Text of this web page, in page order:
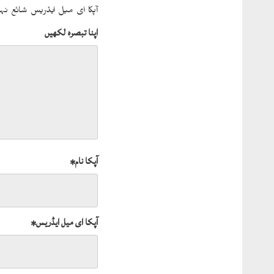
آپکا ای میل ایڈریس شائع
اپنا تبصرہ لکھیں
آپکا نام*
آپکا ای میل ایڈریس*